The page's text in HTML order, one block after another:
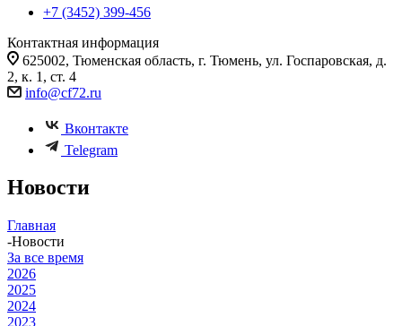
+7 (3452) 399-456
Контактная информация
625002, Тюменская область, г. Тюмень, ул. Госпаровская, д.
2, к. 1, ст. 4
info@cf72.ru
Вконтакте
Telegram
Новости
Главная
-Новости
За все время
2026
2025
2024
2023